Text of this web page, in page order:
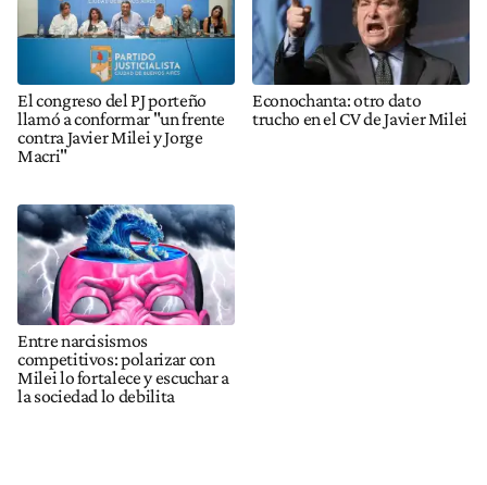
El congreso del PJ porteño
llamó a conformar "un frente
contra Javier Milei y Jorge
Macri"
Econochanta: otro dato
trucho en el CV de Javier Milei
Entre narcisismos
competitivos: polarizar con
Milei lo fortalece y escuchar a
la sociedad lo debilita